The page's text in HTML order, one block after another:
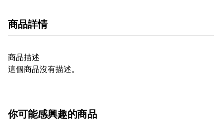
商品詳情
商品描述
這個商品沒有描述。
你可能感興趣的商品